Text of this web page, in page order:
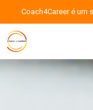
Coach4Career é